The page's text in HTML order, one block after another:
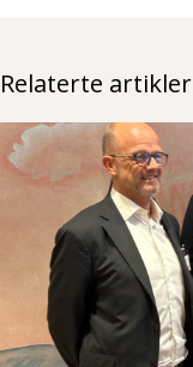
Relaterte artikler